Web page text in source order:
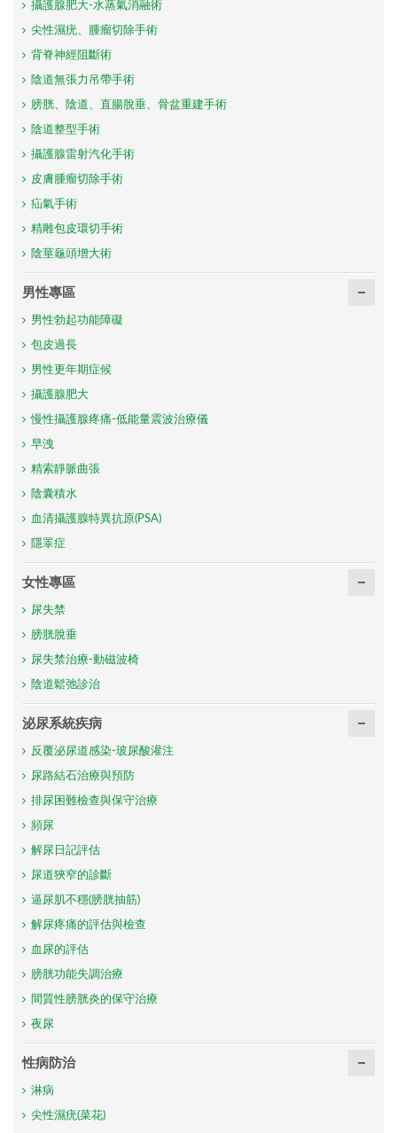
攝護腺肥大-水蒸氣消融術
尖性濕疣、腫瘤切除手術
背脊神經阻斷術
陰道無張力吊帶手術
膀胱、陰道、直腸脫垂、骨盆重建手術
陰道整型手術
攝護腺雷射汽化手術
皮膚腫瘤切除手術
疝氣手術
精雕包皮環切手術
陰莖龜頭增大術
男性專區
男性勃起功能障礙
包皮過長
男性更年期症候
攝護腺肥大
慢性攝護腺疼痛-低能量震波治療儀
早洩
精索靜脈曲張
陰囊積水
血清攝護腺特異抗原(PSA)
隱睪症
女性專區
尿失禁
膀胱脫垂
尿失禁治療-動磁波椅
陰道鬆弛診治
泌尿系統疾病
反覆泌尿道感染-玻尿酸灌注
尿路結石治療與預防
排尿困難檢查與保守治療
頻尿
解尿日記評估
尿道狹窄的診斷
逼尿肌不穩(膀胱抽筋)
解尿疼痛的評估與檢查
血尿的評估
膀胱功能失調治療
間質性膀胱炎的保守治療
夜尿
性病防治
淋病
尖性濕疣(菜花)